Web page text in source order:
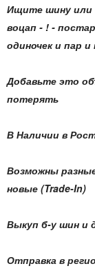
Ищите шину или
воцап - ! -
одиночек и пар
Добавьте это
потерять
В Наличии в
Возможны
новые (Trade-In)
Выкуп б-у шин и
Отправка в